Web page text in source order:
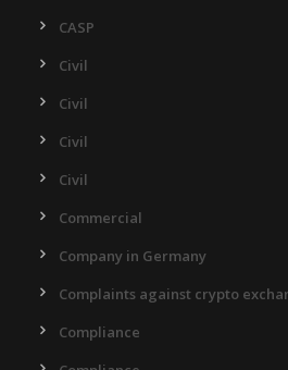
CASP
Civil
Civil
Civil
Civil
Commercial
Company in Germany
Complaints against crypto
Compliance